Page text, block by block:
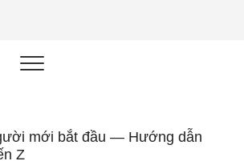
năng lực cá
mới bắt đầu — Hướng dẫn
Z